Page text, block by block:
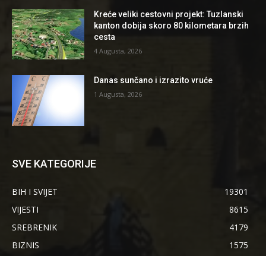
Kreće veliki cestovni projekt: Tuzlanski
kanton dobija skoro 80 kilometara brzih
cesta
4 Augusta, 2026
Danas sunčano i izrazito vruće
1 Augusta, 2026
SVE KATEGORIJE
BIH I SVIJET
19301
VIJESTI
8615
SREBRENIK
4179
BIZNIS
1575